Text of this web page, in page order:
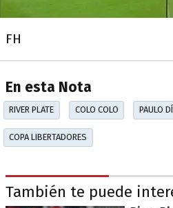
FH
En esta Nota
RIVER PLATE COLO COLO PAULO
COPA LIBERTADORES
También te puede